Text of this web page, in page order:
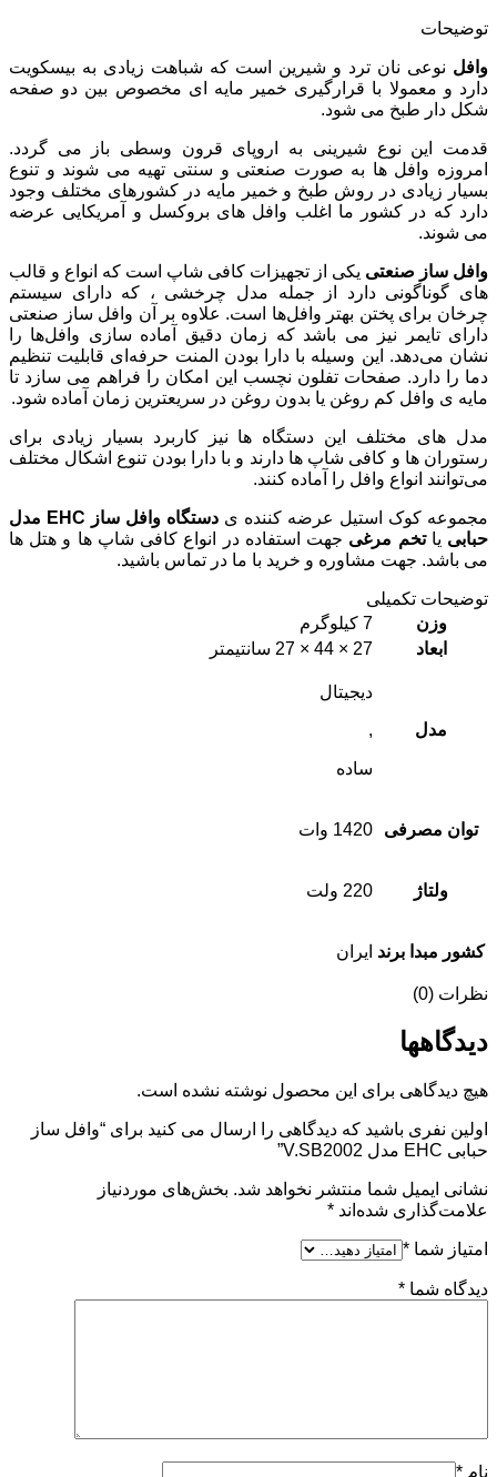
توضیحات
وافل نوعی نان ترد و شیرین است که شباهت زیادی به بیسکویت
دارد و معمولا با قرارگیری خمیر مایه ای مخصوص بین دو صفحه
شکل دار طبخ می شود.
قدمت این نوع شیرینی به اروپای قرون وسطی باز می گردد.
امروزه وافل ها به صورت صنعتی و سنتی تهیه می شوند و تنوع
بسیار زیادی در روش طبخ و خمیر مایه در کشورهای مختلف وجود
دارد که در کشور ما اغلب وافل های بروکسل و آمریکایی عرضه
می شوند.
وافل ساز صنعتی یکی از تجهیزات کافی شاپ است که انواع و قالب
های گوناگونی دارد از جمله مدل چرخشی ، که دارای سیستم
چرخان برای پختن بهتر وافل‌ها است. علاوه بر آن وافل ساز صنعتی
دارای تایمر نیز می باشد که زمان دقیق آماده سازی وافل‌ها را
نشان می‌دهد. این وسیله با دارا بودن المنت حرفه‌ای قابلیت تنظیم
دما را دارد. صفحات تفلون نچسب این امکان را فراهم می سازد تا
مایه ی وافل کم روغن یا بدون روغن در سریعترین زمان آماده شود.
مدل های مختلف این دستگاه ها نیز کاربرد بسیار زیادی برای
رستوران ها و کافی شاپ ها دارند و با دارا بودن تنوع اشکال مختلف
می‌توانند انواع وافل را آماده کنند.
مجموعه کوک استیل عرضه کننده ی
دستگاه وافل ساز EHC مدل
حبابی یاتخم مرغی جهت استفاده در انواع کافی شاپ ها و هتل ها
می باشد. جهت مشاوره و خرید با ما در تماس باشید.
توضیحات تکمیلی
وزن
7 کیلوگرم
ابعاد
27 × 44 × 27 سانتیمتر
مدل
دیجیتال
,
ساده
توان مصرفی 1420 وات
ولتاژ 220 ولت
کشور مبدا برند ایران
نظرات (0)
دیدگاهها
هیچ دیدگاهی برای این محصول نوشته نشده است.
اولین نفری باشید که دیدگاهی را ارسال می کنید برای “وافل ساز
حبابی EHC مدل V.SB2002”
نشانی ایمیل شما منتشر نخواهد شد. بخش‌های موردنیاز
علامت‌گذاری شده‌اند *
امتیاز شما *
دیدگاه شما *
نام *